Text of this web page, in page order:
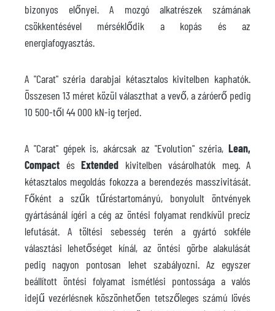
bizonyos előnyei. A mozgó alkatrészek számának
csökkentésével mérséklődik a kopás és az
energiafogyasztás.
A "Carat" széria darabjai kétasztalos kivitelben kaphatók.
Összesen 13 méret közül választhat a vevő, a záróerő pedig
10 500-től 44 000 kN-ig terjed.
A "Carat" gépek is, akárcsak az "Evolution" széria, Lean,
Compact és Extended kivitelben vásárolhatók meg. A
kétasztalos megoldás fokozza a berendezés masszivitását.
Főként a szűk tűréstartományú, bonyolult öntvények
gyártásánál ígéri a cég az öntési folyamat rendkívül precíz
lefutását. A töltési sebesség terén a gyártó sokféle
választási lehetőséget kínál, az öntési görbe alakulását
pedig nagyon pontosan lehet szabályozni. Az egyszer
beállított öntési folyamat ismétlési pontossága a valós
idejű vezérlésnek köszönhetően tetszőleges számú lövés